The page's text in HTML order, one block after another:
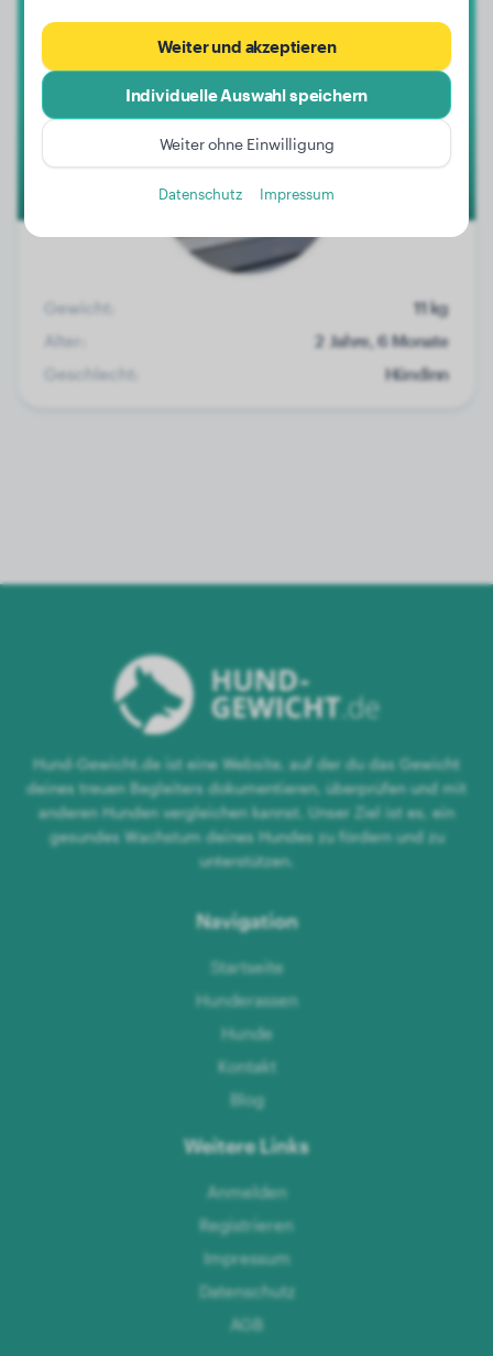
Bailey
1
Gewicht:
11 kg
Alter:
2 Jahre, 6 Monate
Geschlecht:
Hündinn
Hund-Gewicht.de ist eine Website, auf der du das Gewicht
deines treuen Begleiters dokumentieren, überprüfen und mit
anderen Hunden vergleichen kannst. Unser Ziel ist es, ein
gesundes Wachstum deines Hundes zu fördern und zu
unterstützen.
Navigation
Startseite
Hunderassen
Hunde
Kontakt
Blog
Weitere Links
Anmelden
Registrieren
Impressum
Datenschutz
AGB
Weiter und akzeptieren
Individuelle Auswahl speichern
Weiter ohne Einwilligung
Datenschutz Impressum